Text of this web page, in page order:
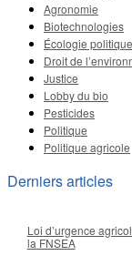
Agronomie
Biotechnologies
Écologie politique
Droit de
Justice
Lobby du bio
Pesticides
Politique
Politique agricole
Derniers articles
Loi d’urgence
la FNSEA